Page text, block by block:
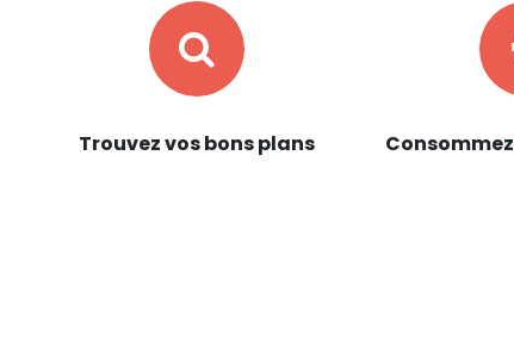
Trouvez vos bons plans Consommez